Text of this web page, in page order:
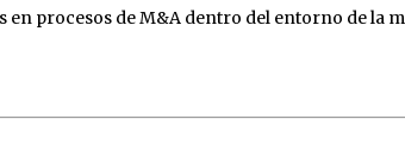
procesos de M&A dentro del entorno de la